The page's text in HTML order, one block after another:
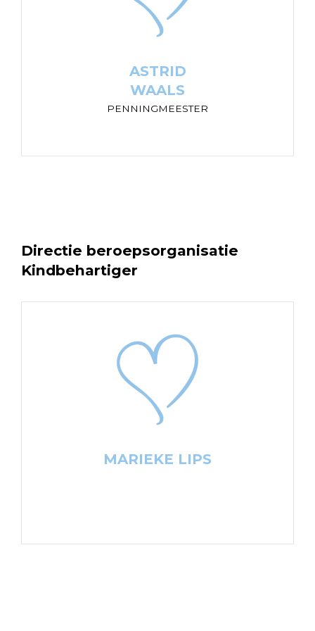
ASTRID
WAALS
PENNINGMEESTER
ASTRID
WAALS
PENNINGMEESTER
te worden. Altijd!”
Directie beroepsorganisatie
Kindbehartiger
MARIEKE LIPS
MARIEKE LIPS
“Inzicht bij ouders in de stem en beleving van
het kind is de sleutel naar de onbezorgde
toekomst van het kind!”